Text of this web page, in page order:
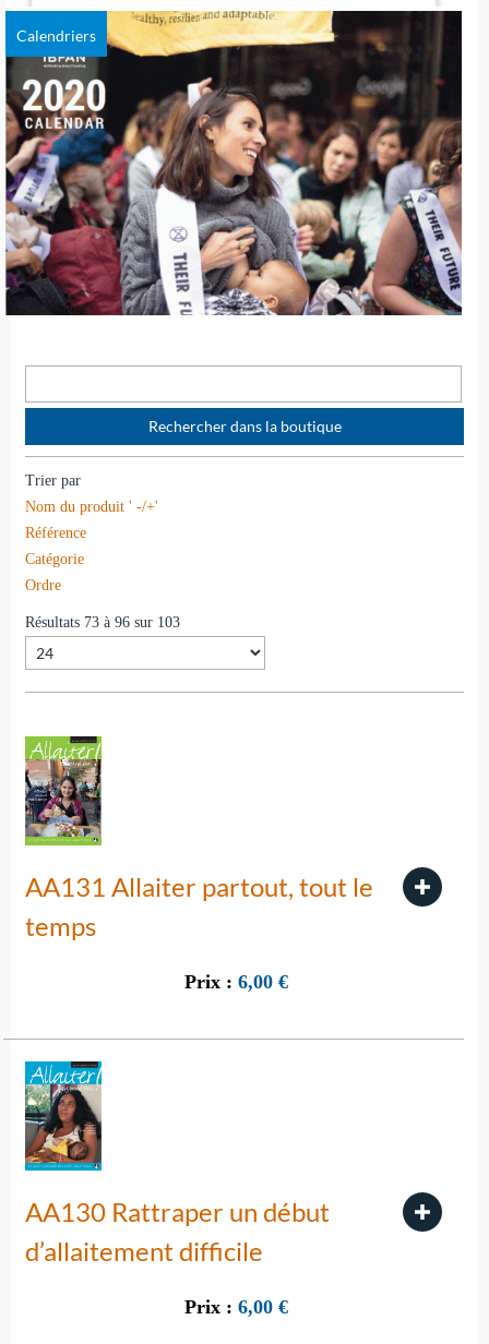
Calendriers
Trier par
Nom du produit ' -/+'
Référence
Catégorie
Ordre
Résultats 73 à 96 sur 103
AA131 Allaiter partout, tout le
temps
Prix : 6,00 €
AA130 Rattraper un début
d’allaitement difficile
Prix : 6,00 €